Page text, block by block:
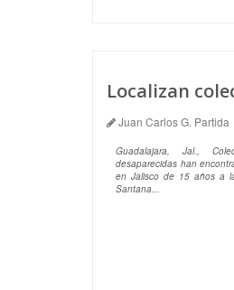
Juan Carlos G. Partida
Guadalajara, Jal.,
desaparecidas han
en Jalisco de 15 años a
Santana...